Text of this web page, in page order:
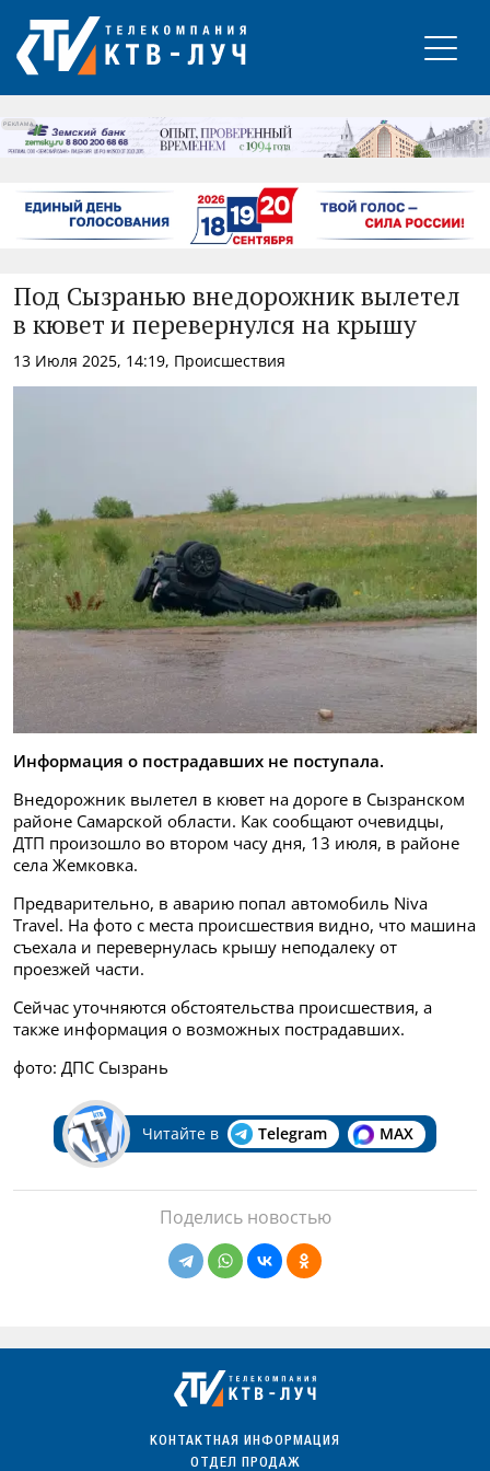
РЕКЛАМА
Под Сызранью внедорожник вылетел
в кювет и перевернулся на крышу
13 Июля 2025, 14:19, Происшествия
Информация о пострадавших не поступала.
Внедорожник вылетел в кювет на дороге в Сызранском
районе Самарской области. Как сообщают очевидцы,
ДТП произошло во втором часу дня, 13 июля, в районе
села Жемковка.
Предварительно, в аварию попал автомобиль Niva
Travel. На фото с места происшествия видно, что машина
съехала и перевернулась крышу неподалеку от
проезжей части.
Сейчас уточняются обстоятельства происшествия, а
также информация о возможных пострадавших.
фото: ДПС Сызрань
Читайте в Telegram MAX
Поделись новостью
КОНТАКТНАЯ ИНФОРМАЦИЯ
ОТДЕЛ ПРОДАЖ